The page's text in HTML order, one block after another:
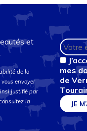
et
de la
envoyer
justifié par
la
mes
de